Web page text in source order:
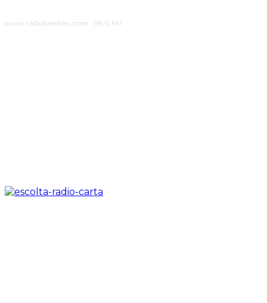
www.radiosandreu.com · 98.0 FM